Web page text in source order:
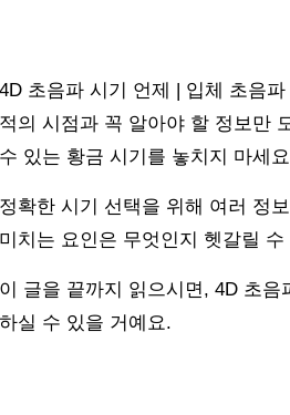
4D 초음파 시기 언제 | 입체 초음
적의 시점과 꼭 알아야 할 정보만
수 있는 황금 시기를 놓치지 마세
정확한 시기 선택을 위해 여러 정
미치는 요인은 무엇인지 헷갈릴 수
이 글을 끝까지 읽으시면, 4D 초
하실 수 있을 거예요.